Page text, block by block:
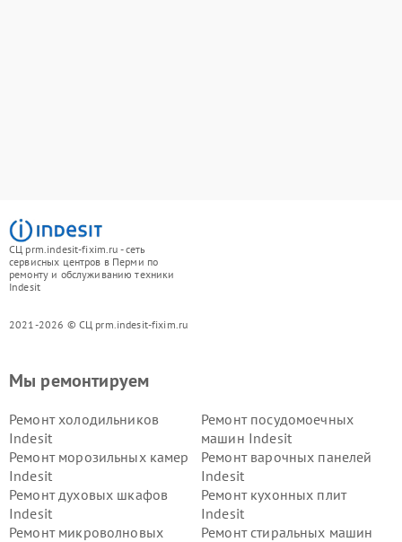
СЦ prm.indesit-fixim.ru - сеть
сервисных центров в Перми по
ремонту и обслуживанию техники
Indesit
2021-2026 © СЦ prm.indesit-fixim.ru
Мы ремонтируем
Ремонт холодильников
Indesit
Ремонт посудомоечных
машин Indesit
Ремонт морозильных камер
Indesit
Ремонт варочных панелей
Indesit
Ремонт духовых шкафов
Indesit
Ремонт кухонных плит
Indesit
Ремонт микроволновых
Ремонт стиральных машин